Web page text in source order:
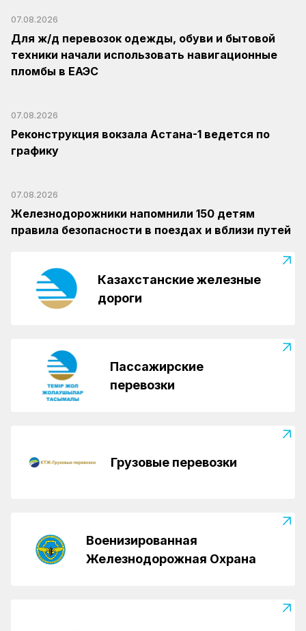
07.08.2026
Для ж/д перевозок одежды, обуви и бытовой
техники начали использовать навигационные
пломбы в ЕАЭС
07.08.2026
Реконструкция вокзала Астана-1 ведется по
графику
07.08.2026
Железнодорожники напомнили 150 детям
правила безопасности в поездах и вблизи путей
Казахстанские железные
дороги
Пассажирские
перевозки
Грузовые перевозки
Военизированная
Железнодорожная Охрана